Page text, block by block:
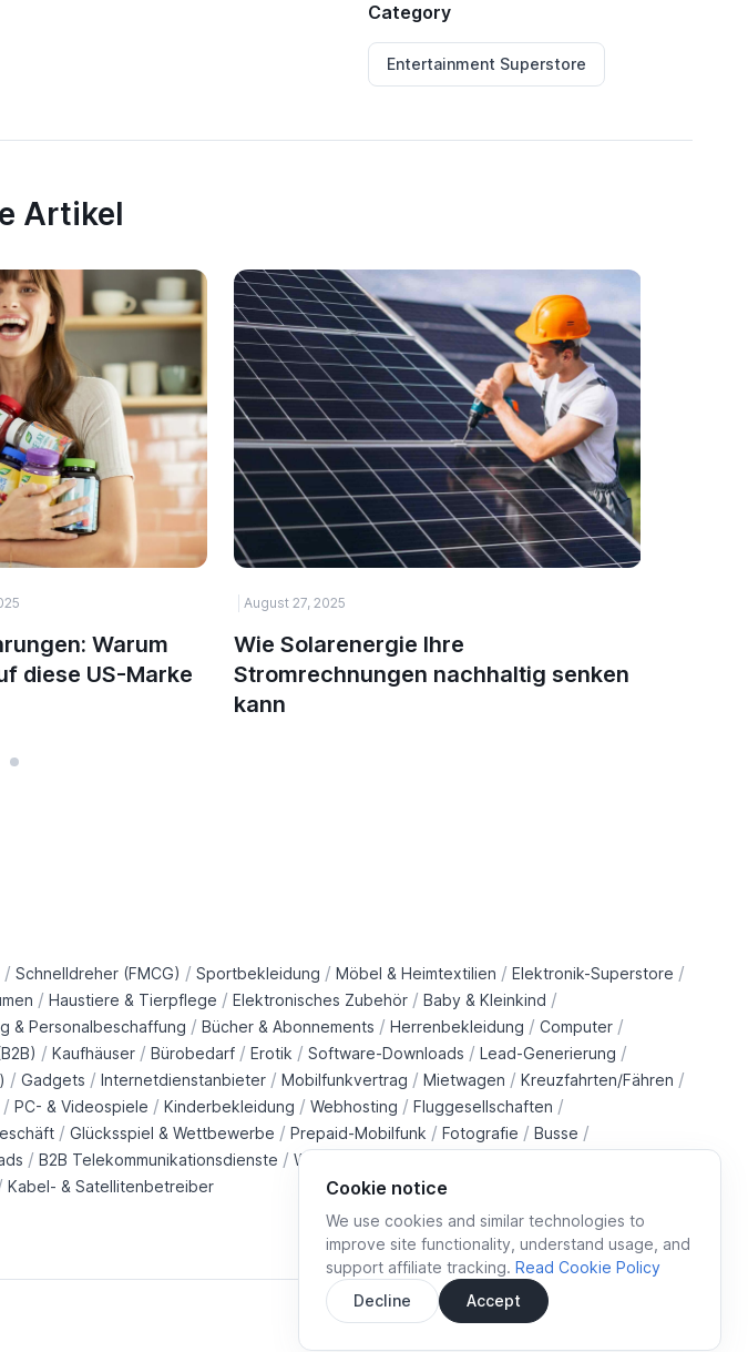
Cookie notice
We use cookies and similar technologies to
improve site functionality, understand usage, and
support affiliate tracking. Read Cookie Policy
Decline
Accept
Category
Entertainment Superstore
Artikel
Warum
diese US-Marke
August 27, 2025
Wie Solarenergie Ihre
Stromrechnungen nachhaltig senken
kann
/ Schnelldreher (FMCG) / Sportbekleidung / Möbel & Heimtextilien / Elektronik-Superstore /
/ Haustiere & Tierpflege / Elektronisches Zubehör / Baby & Kleinkind /
& Personalbeschaffung / Bücher & Abonnements / Herrenbekleidung / Computer /
/ Kaufhäuser / Bürobedarf / Erotik / Software-Downloads / Lead-Generierung /
/ Gadgets / Internetdienstanbieter / Mobilfunkvertrag / Mietwagen / Kreuzfahrten/Fähren /
/ PC- & Videospiele / Kinderbekleidung / Webhosting / Fluggesellschaften /
/ Glücksspiel & Wettbewerbe / Prepaid-Mobilfunk / Fotografie / Busse /
/ B2B Telekommunikationsdienste / Wohltätigkeitsorganisationen
Kabel- & Satellitenbetreiber